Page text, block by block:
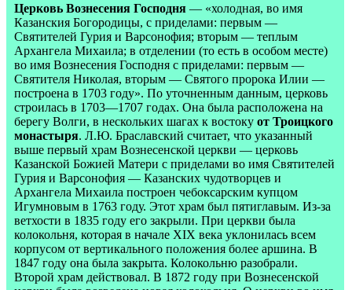
Церковь Вознесения Господня — «холодная, во имя
Казанския Богородицы, с приделами: первым —
Святителей Гурия и Варсонофия; вторым — теплым
Архангела Михаила; в отделении (то есть в особом месте)
во имя Вознесения Господня с приделами: первым —
Святителя Николая, вторым — Святого пророка Илии —
построена в 1703 году». По уточненным данным, церковь
строилась в 1703—1707 годах. Она была расположена на
берегу Волги, в нескольких шагах к востоку от Троицкого
монастыря. Л.Ю. Браславский считает, что указанный
выше первый храм Вознесенской церкви — церковь
Казанской Божией Матери с приделами во имя Святителей
Гурия и Варсонофия — Казанских чудотворцев и
Архангела Михаила построен чебоксарским купцом
Игумновым в 1763 году. Этот храм был пятиглавым. Из-за
ветхости в 1835 году его закрыли. При церкви была
колокольня, которая в начале XIX века уклонилась всем
корпусом от вертикального положения более аршина. В
1847 году она была закрыта. Колокольню разобрали.
Второй храм действовал. В 1872 году при Вознесенской